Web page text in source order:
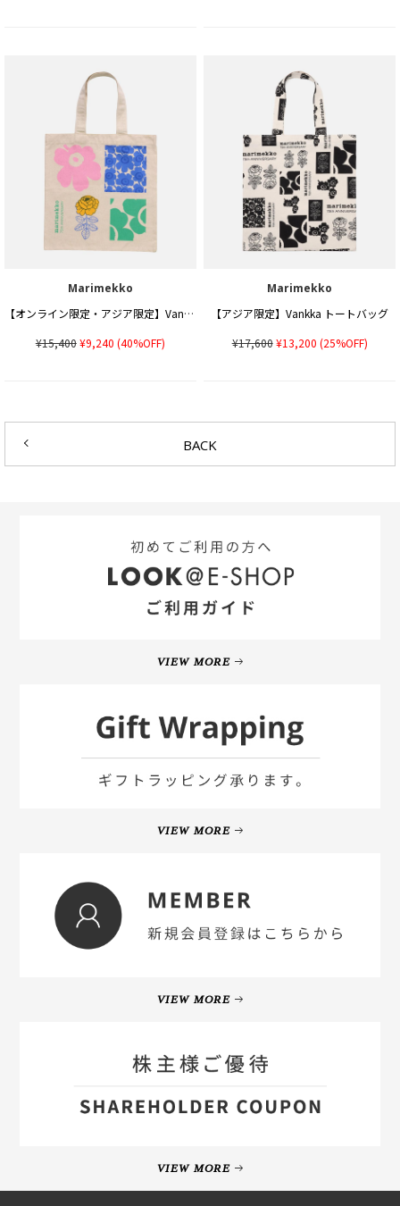
Marimekko
【オンライン限定・アジア限定】Vankka 75th anniversary トートバッグ
¥15,400¥9,240 (40%OFF)
Marimekko
【アジア限定】Vankka トートバッグ
¥17,600¥13,200 (25%OFF)
BACK
VIEW MORE
VIEW MORE
VIEW MORE
VIEW MORE